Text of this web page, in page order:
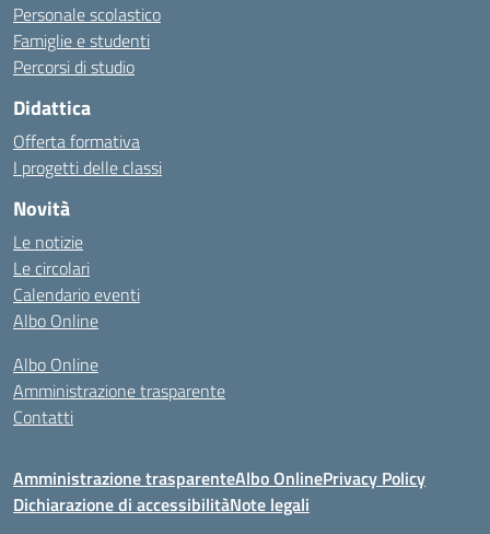
Personale scolastico
Famiglie e studenti
Percorsi di studio
Didattica
Offerta formativa
I progetti delle classi
Novità
Le notizie
Le circolari
Calendario eventi
Albo Online
Albo Online
Amministrazione trasparente
Contatti
Amministrazione trasparenteAlbo OnlinePrivacy Policy
Dichiarazione di accessibilitàNote legali